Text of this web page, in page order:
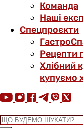
Команда
Наші
Спецпроєкти
Рецепти
Хлібний
купуємо